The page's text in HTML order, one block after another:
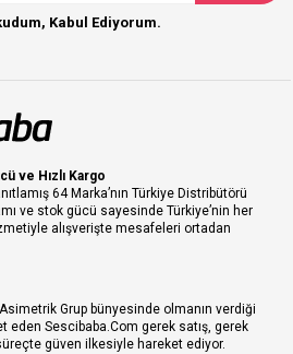
Kabul Ediyorum.
ve Hızlı Kargo
64 Marka’nın Türkiye Distribütörü
ve stok gücü sayesinde Türkiye’nin her
alışverişte mesafeleri ortadan
Grup bünyesinde olmanın verdiği
eden Sescibaba.Com gerek satış, gerek
güven ilkesiyle hareket ediyor.